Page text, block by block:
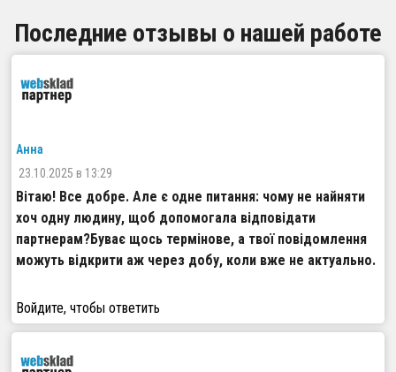
Последние отзывы о нашей работе
Анна
23.10.2025 в 13:29
Вітаю! Все добре. Але є одне питання: чому не найняти
хоч одну людину, щоб допомогала відповідати
партнерам?Буває щось термінове, а твої повідомлення
можуть відкрити аж через добу, коли вже не актуально.
Войдите, чтобы ответить